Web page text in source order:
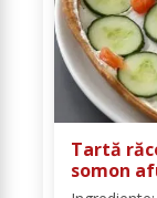
Tartă
somon